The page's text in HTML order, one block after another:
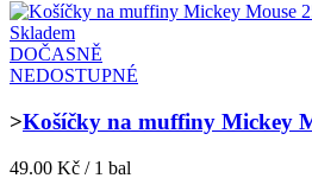
Skladem
DOČASNĚ
NEDOSTUPNÉ
>Košíčky na muffiny Mickey
49.00 Kč / 1 bal